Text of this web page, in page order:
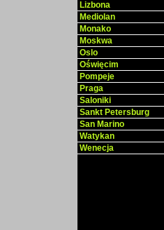
Lizbona
Mediolan
Monako
Moskwa
Oslo
Oświęcim
Pompeje
Praga
Saloniki
Sankt Petersburg
San Marino
Watykan
Wenecja